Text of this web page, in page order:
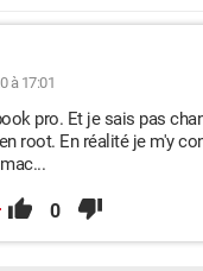
à 17:01
pro. Et je sais pas
root. En réalité je m'y
0